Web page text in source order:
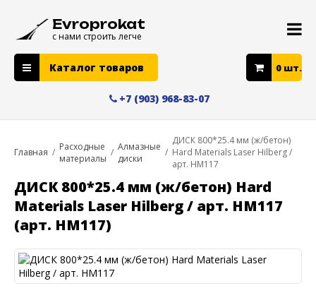
Evroprokat
с нами строить легче
Каталог товаров 0 шт.
+7 (903) 968-83-07
Главная / Расходные
материалы / Алмазные
диски
/
ДИСК 800*25.4 мм (ж/бетон)
Hard Materials Laser Hilberg /
арт. HM117
ДИСК 800*25.4 мм (ж/бетон) Hard
Materials Laser Hilberg / арт. HM117
(арт. HM117)